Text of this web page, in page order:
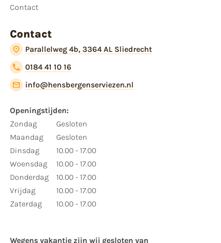
Contact
Contact
Parallelweg 4b, 3364 AL Sliedrecht
0184 41 10 16
info@hensbergenserviezen.nl
Openingstijden:
Zondag
Maandag
Dinsdag
Woensdag
Donderdag
Vrijdag
Zaterdag
Gesloten
Gesloten
10.00 - 17.00
10.00 - 17.00
10.00 - 17.00
10.00 - 17.00
10.00 - 17.00
Wegens vakantie zijn wij gesloten van ​